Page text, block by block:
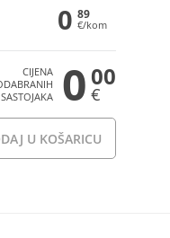
0 89
€/kom
CIJENA
SASTOJAKA
0 00
€
U KOŠARICU